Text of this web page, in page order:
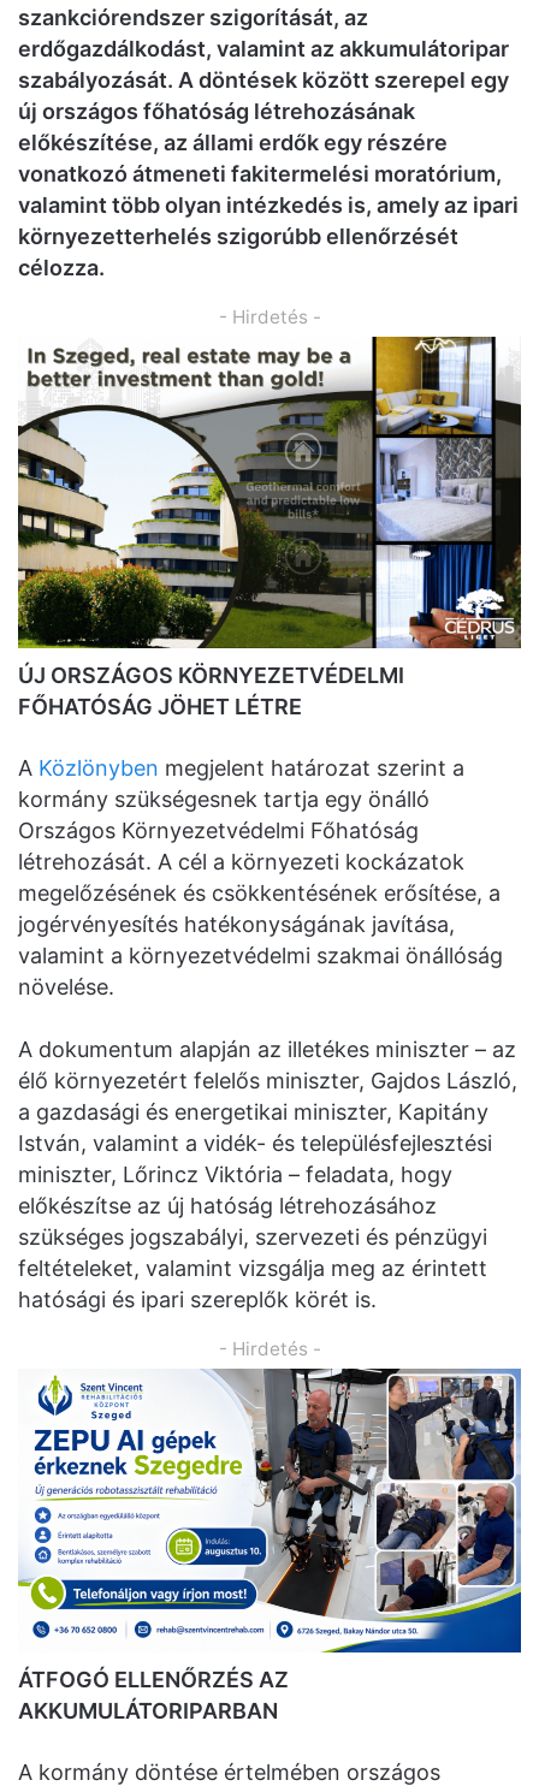
szankciórendszer szigorítását, az
erdőgazdálkodást, valamint az akkumulátoripar
szabályozását. A döntések között szerepel egy
új országos főhatóság létrehozásának
előkészítése, az állami erdők egy részére
vonatkozó átmeneti fakitermelési moratórium,
valamint több olyan intézkedés is, amely az ipari
környezetterhelés szigorúbb ellenőrzését
célozza.
- Hirdetés -
ÚJ ORSZÁGOS KÖRNYEZETVÉDELMI
FŐHATÓSÁG JÖHET LÉTRE
A Közlönyben megjelent határozat szerint a
kormány szükségesnek tartja egy önálló
Országos Környezetvédelmi Főhatóság
létrehozását. A cél a környezeti kockázatok
megelőzésének és csökkentésének erősítése, a
jogérvényesítés hatékonyságának javítása,
valamint a környezetvédelmi szakmai önállóság
növelése.
A dokumentum alapján az illetékes miniszter – az
élő környezetért felelős miniszter, Gajdos László,
a gazdasági és energetikai miniszter, Kapitány
István, valamint a vidék- és településfejlesztési
miniszter, Lőrincz Viktória – feladata, hogy
előkészítse az új hatóság létrehozásához
szükséges jogszabályi, szervezeti és pénzügyi
feltételeket, valamint vizsgálja meg az érintett
hatósági és ipari szereplők körét is.
- Hirdetés -
ÁTFOGÓ ELLENŐRZÉS AZ
AKKUMULÁTORIPARBAN
A kormány döntése értelmében országos